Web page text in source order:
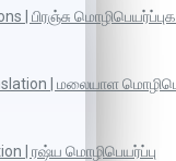
| பிரஞ்சு
| மலையாள
| ரஷ்ய மொழிபெயர்ப்பு